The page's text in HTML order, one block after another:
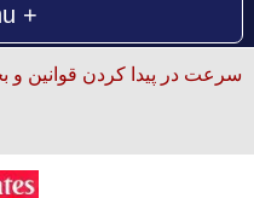
سرعت در پیدا کردن قوانین و